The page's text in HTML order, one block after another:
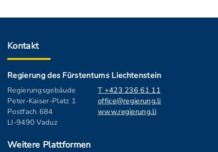
Kontakt
Regierung des Fürstentums Liechtenstein
Regierungsgebäude
Peter-Kaiser-Platz 1
Postfach 684
LI-9490 Vaduz
T +423 236 61 11
office@regierung.li
www.regierung.li
Weitere Plattformen